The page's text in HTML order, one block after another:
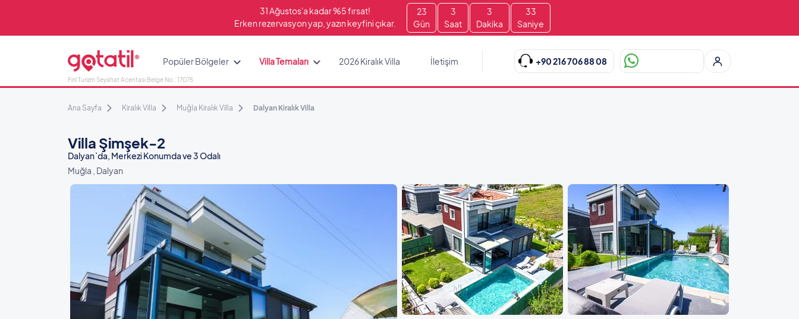
31 Ağustos'a kadar %5 fırsat!
Erken rezervasyon yap, yazın keyfini çıkar.
23
Gün
3
Saat
3
Dakika
31
Saniye
Fırıl Turizm Seyahat Acentası Belge No : 17075
Popüler Bölgeler Villa Temaları 2026 Kiralık Villa İletişim +90 216 706 88 08
Ana Sayfa Kiralık Villa Muğla Kiralık Villa Dalyan Kiralık Villa
Villa Şimşek-2
Dalyan`da, Merkezi Konumda ve 3 Odalı
Muğla , Dalyan